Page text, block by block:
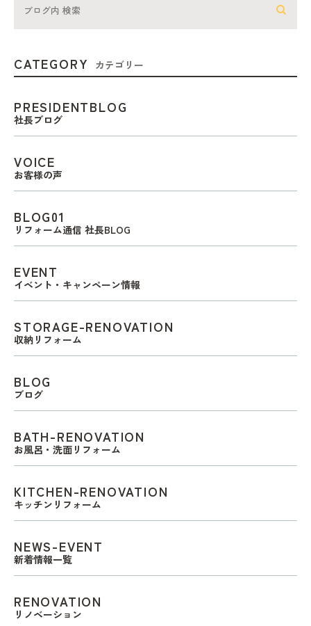
CATEGORY カテゴリー
PRESIDENTBLOG
社長ブログ
VOICE
お客様の声
BLOG01
リフォーム通信 社長BLOG
EVENT
イベント・キャンペーン情報
STORAGE-RENOVATION
収納リフォーム
BLOG
ブログ
BATH-RENOVATION
お風呂・洗面リフォーム
KITCHEN-RENOVATION
キッチンリフォーム
NEWS-EVENT
新着情報一覧
RENOVATION
リノベーション